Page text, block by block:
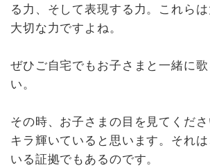
る力、そして表現する力。これら
大切な力ですよね。
ぜひご自宅でもお子さまと一緒に
い。
その時、お子さまの目を見てくだ
キラ輝いていると思います。それ
いる証拠でもあるのです。